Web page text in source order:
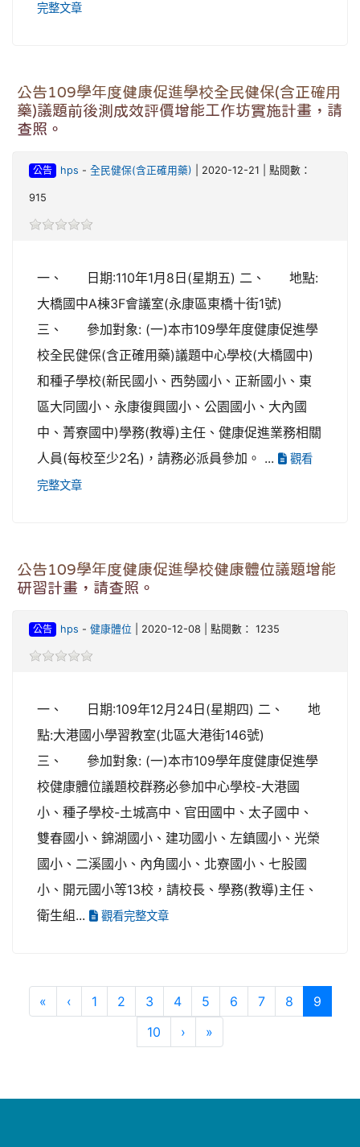
完整文章
公告109學年度健康促進學校全民健保(含正確用
藥)議題前後測成效評價增能工作坊實施計畫，請
查照。
公告 hps - 全民健保(含正確用藥) | 2020-12-21 | 點閱數：
915
一、 日期:110年1月8日(星期五) 二、 地點:
大橋國中A棟3F會議室(永康區東橋十街1號)
三、 參加對象: (一)本市109學年度健康促進學
校全民健保(含正確用藥)議題中心學校(大橋國中)
和種子學校(新民國小、西勢國小、正新國小、東
區大同國小、永康復興國小、公園國小、大內國
中、菁寮國中)學務(教導)主任、健康促進業務相關
人員(每校至少2名)，請務必派員參加。 ...
觀看
完整文章
公告109學年度健康促進學校健康體位議題增能
研習計畫，請查照。
公告 hps - 健康體位 | 2020-12-08 | 點閱數： 1235
一、 日期:109年12月24日(星期四) 二、 地
點:大港國小學習教室(北區大港街146號)
三、 參加對象: (一)本市109學年度健康促進學
校健康體位議題校群務必參加中心學校-大港國
小、種子學校-土城高中、官田國中、太子國中、
雙春國小、錦湖國小、建功國小、左鎮國小、光榮
國小、二溪國小、內角國小、北寮國小、七股國
小、開元國小等13校，請校長、學務(教導)主任、
衛生組...
觀看完整文章
« 第一頁
‹上一頁
1 2 3 4 5 6 7 8 9(目前
10
›下一頁
»最後頁